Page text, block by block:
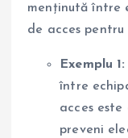
menținută între
de acces
Exemplu 1:
între
acces este
preveni